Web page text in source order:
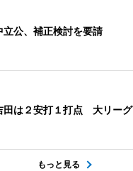
立公、補正検討を要請
田は２安打１打点 大リーグ
もっと見る